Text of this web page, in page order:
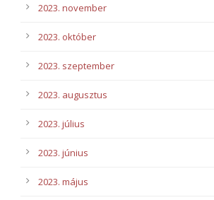
2023. november
2023. október
2023. szeptember
2023. augusztus
2023. július
2023. június
2023. május